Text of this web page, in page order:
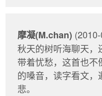
摩凝(M.chan)
秋天的树听海聊天，
带着忧愁，这首也
的嗓音，读字看文
悲。